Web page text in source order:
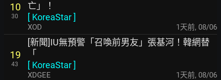
10
30
亡」！
[ KoreaStar]
XOD 1天前, 08/06
19
43
[新聞]IU無預警「召喚前男友」張基河！韓網替
「
[ KoreaStar]
XDGEE 1天前, 08/06